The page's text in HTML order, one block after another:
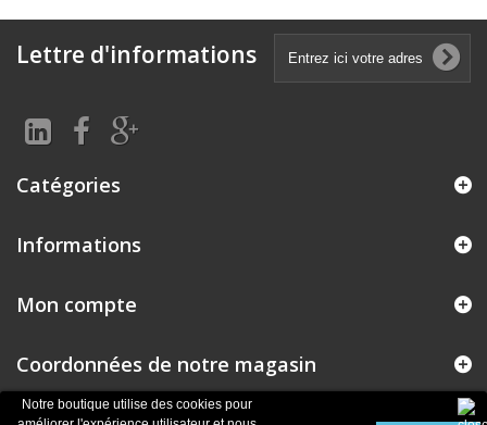
Notre boutique utilise des cookies pour
Lettre d'informations
Catégories
Informations
Mon compte
Coordonnées de notre magasin